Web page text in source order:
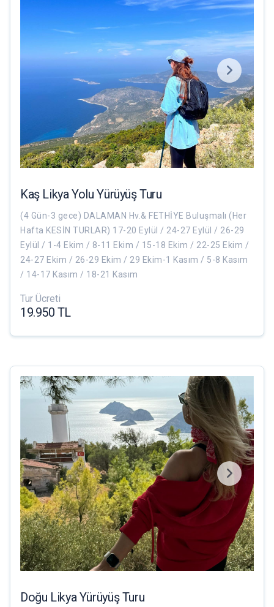
Kaş Likya Yolu Yürüyüş Turu
(4 Gün-3 gece) DALAMAN Hv.& FETHİYE Buluşmalı (Her
Hafta KESİN TURLAR) 17-20 Eylül / 24-27 Eylül / 26-29
Eylül / 1-4 Ekim / 8-11 Ekim / 15-18 Ekim / 22-25 Ekim /
24-27 Ekim / 26-29 Ekim / 29 Ekim-1 Kasım / 5-8 Kasım
/ 14-17 Kasım / 18-21 Kasım
Tur Ücreti
19.950 TL
Doğu Likya Yürüyüş Turu